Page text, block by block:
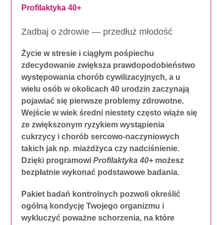
Profilaktyka 40+
Zadbaj o zdrowie — przedłuż młodość
Życie w stresie i ciągłym pośpiechu
zdecydowanie zwiększa prawdopodobieństwo
występowania chorób cywilizacyjnych, a u
wielu osób w okolicach 40 urodzin zaczynają
pojawiać się pierwsze problemy zdrowotne.
Wejście w wiek średni niestety często wiąże się
ze zwiększonym ryzykiem wystąpienia
cukrzycy i chorób sercowo-naczyniowych
takich jak np. miażdżyca czy nadciśnienie.
Dzięki programowiProfilaktyka 40+ możesz
bezpłatnie wykonać podstawowe badania.
Pakiet badań kontrolnych pozwoli określić
ogólną kondycję Twojego organizmu i
wykluczyć poważne schorzenia, na które